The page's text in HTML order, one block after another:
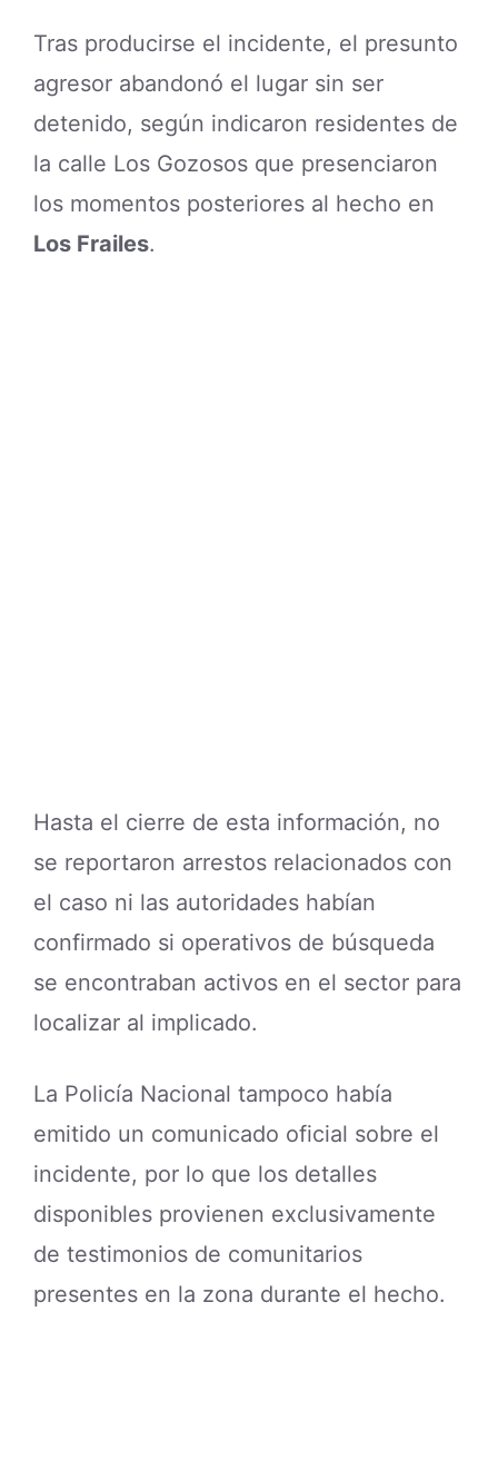
Tras producirse el incidente, el presunto
agresor abandonó el lugar sin ser
detenido, según indicaron residentes de
la calle Los Gozosos que presenciaron
los momentos posteriores al hecho en
Los Frailes.
Hasta el cierre de esta información, no
se reportaron arrestos relacionados con
el caso ni las autoridades habían
confirmado si operativos de búsqueda
se encontraban activos en el sector para
localizar al implicado.
La Policía Nacional tampoco había
emitido un comunicado oficial sobre el
incidente, por lo que los detalles
disponibles provienen exclusivamente
de testimonios de comunitarios
presentes en la zona durante el hecho.